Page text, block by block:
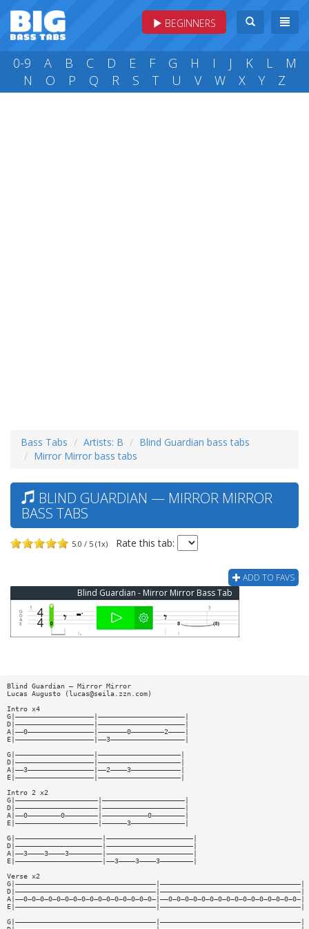
BEGINNERS
0-9 A B C D E F G H I J K L
M
N
O P Q R S T U V W X Y Z
Bass Tabs Artists: B
Blind Guardian bass tabs
Mirror Mirror bass tabs
BLIND GUARDIAN — MIRROR MIRROR
BASS TABS
5.0 / 5 (1x) Rate this tab:
ADD TO FAVS
Blind Guardian - Mirror Mirror Bass Tab
Blind Guardian — Mirror Mirror
Lucas Augusto (lucas@seila.zzn.com)
Intro x4
G|———————————————————|—————————————————————|
D|———————————————————|—————————————————————|
A|——0————————————————|———————0————————2————|
E|———————————————————|——3——————————————————|
G|———————————————————|————————————————————|
D|———————————————————|————————————————————|
A|——3————————————————|——2————3————————————|
E|———————————————————|————————————————————|
Intro 2 x2
G|————————————————————|————————————————————|
D|————————————————————|————————————————————|
A|——0————————0————————|———————————0————————|
E|————————————————————|——————3—————————————|
G|—————————————————————|—————————————————————|
D|—————————————————————|—————————————————————|
A|——3————3————3————————|—————————————————————|
E|—————————————————————|——3————3————3————————|
Verse x2
G|——————————————————————————————————|——————————————————————————————————|
D|——————————————————————————————————|——————————————————————————————————|
A|——0—0—0—0—0—0—0—0—0—0—0—0—0—0—0—0—|——0—0—0—0—0—0—0—0—0—0—0—0—0—0—0—0—|
E|——————————————————————————————————|——————————————————————————————————|
G|——————————————————————————————————|——————————————————————————————————|